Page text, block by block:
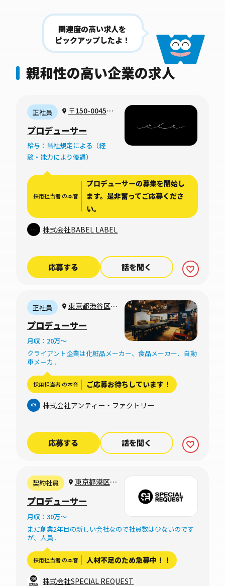
親和性の高い企業の求人
関連度の高い求人を
ピックアップしたよ！
正社員
〒150-0045
町19-1
プロデューサー
給与：当社規定による（経
験・能力により優遇）
採用担当者 の本音
プロデューサーの募集を開始し
ます。是非奮ってご応募くださ
い。
株式会社BABEL LABEL
応募する 話を聞く
正社員
東京都渋谷区南
ンヴェール南平台
2F
プロデューサー
月収：20万〜
クライアント企業は化粧品メーカー、食品メーカー、自動
車メーカ...
採用担当者 の本音 ご応募お待ちしています！
株式会社アンティー・ファクトリー
応募する 話を聞く
契約社員
東京都港区西
プロデューサー
月収：30万〜
まだ創業2年目の新しい会社なので社員数は少ないのです
が、人員...
採用担当者 の本音 人材不足のため急募中！！
株式会社SPECIAL REQUEST